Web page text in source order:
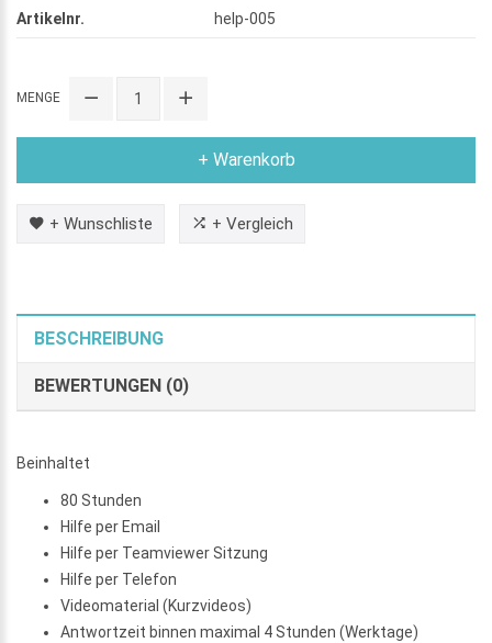
Artikelnr.
help-005
MENGE
+ Warenkorb
+ Wunschliste + Vergleich
BESCHREIBUNG
BEWERTUNGEN (0)
Beinhaltet
80 Stunden
Hilfe per Email
Hilfe per Teamviewer Sitzung
Hilfe per Telefon
Videomaterial (Kurzvideos)
Antwortzeit binnen maximal 4 Stunden (Werktage)